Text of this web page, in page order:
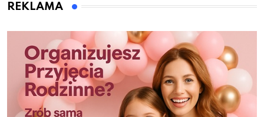
REKLAMA